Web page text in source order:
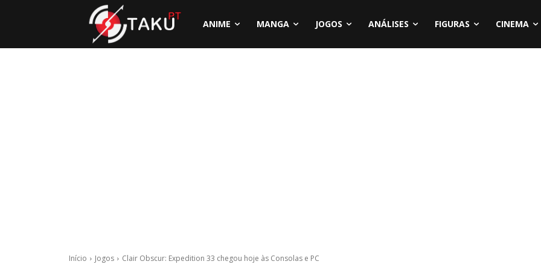
ANIME MANGA JOGOS ANÁLISES FIGURAS CINEMA
Início Jogos Clair Obscur: Expedition 33 chegou hoje às Consolas e PC